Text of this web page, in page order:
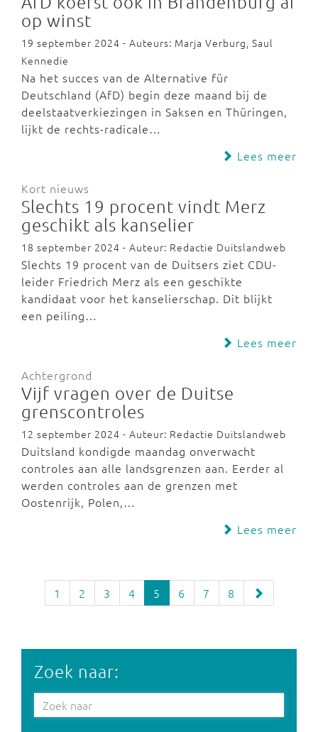
op winst
19 september 2024 - Auteurs: Marja Verburg, Saul
Kennedie
Na het succes van de Alternative für
Deutschland (AfD) begin deze maand bij de
deelstaatverkiezingen in Saksen en Thüringen,
lijkt de rechts-radicale…
Lees meer
Kort nieuws
Slechts 19 procent vindt Merz
geschikt als kanselier
18 september 2024 - Auteur: Redactie Duitslandweb
Slechts 19 procent van de Duitsers ziet CDU-
leider Friedrich Merz als een geschikte
kandidaat voor het kanselierschap. Dit blijkt
een peiling…
Lees meer
Achtergrond
Vijf vragen over de Duitse
grenscontroles
12 september 2024 - Auteur: Redactie Duitslandweb
Duitsland kondigde maandag onverwacht
controles aan alle landsgrenzen aan. Eerder al
werden controles aan de grenzen met
Oostenrijk, Polen,…
Lees meer
1 2 3 4 5 6 7 8
Zoek naar: